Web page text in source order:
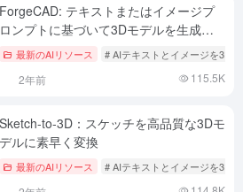
ForgeCAD: テキストまたはイメージプ
ロンプトに基づいて3Dモデルを生成、
プロフェッショナルなAI 3Dモデリング
ツール
最新のAIリソース # AIテキストとイメージを3Dへ
2年前 115.5K
Sketch-to-3D：スケッチを高品質な3Dモ
デルに素早く変換
最新のAIリソース # AIテキストとイメージを3Dへ